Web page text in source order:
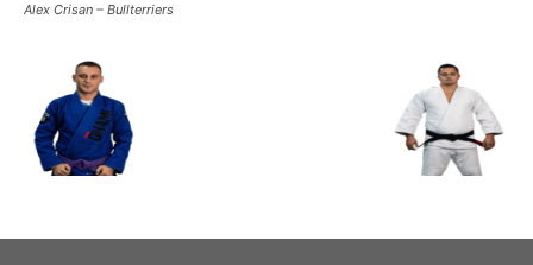
Alex Crisan – Bullterriers